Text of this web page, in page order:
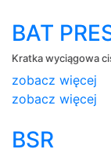
BAT
Kratka wyciągowa
zobacz więcej
zobacz więcej
BSR